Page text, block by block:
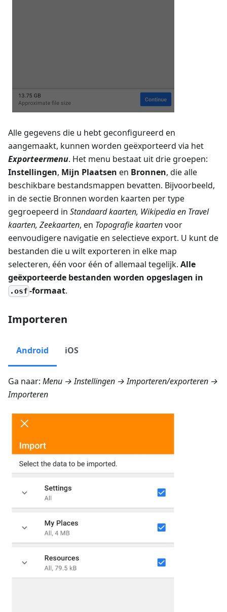
Alle gegevens die u hebt geconfigureerd en
aangemaakt, kunnen worden geëxporteerd via het
Exporteermenu. Het menu bestaat uit drie groepen:
Instellingen, Mijn Plaatsen en Bronnen, die alle
beschikbare bestandsmappen bevatten. Bijvoorbeeld,
in de sectie Bronnen worden kaarten per type
gegroepeerd in Standaard kaarten, Wikipedia en Travel
kaarten, Zeekaarten, en Topografie kaartenvoor
eenvoudigere navigatie en selectieve export. U kunt de
bestanden die u wilt exporteren in elke map
selecteren, één voor één of allemaal tegelijk. Alle
geëxporteerde bestanden worden opgeslagen in
.osf -formaat.
Importeren
Android iOS
Ga naar: Menu → Instellingen → Importeren/exporteren →
Importeren